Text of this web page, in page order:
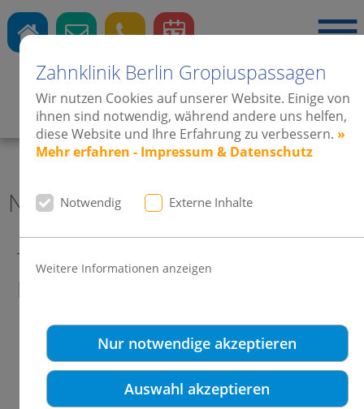
Zahnklinik Berlin Gropiuspassagen
Wir nutzen Cookies auf unserer Website. Einige von
ihnen sind notwendig, während andere uns helfen,
diese Website und Ihre Erfahrung zu verbessern. »
Mehr erfahren - Impressum & Datenschutz
Notwendig Externe Inhalte
Weitere Informationen anzeigen
Nur notwendige akzeptieren
Auswahl akzeptieren
Zahnärzte ·Kieferorthopädie ·Implantate
News 2010 Zahnklinik Berlin
Treffen mit Dr. Aladin Sabbagh in
Kitzbuehl.